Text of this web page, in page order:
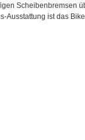
Scheibenbremsen
Ausstattung ist das